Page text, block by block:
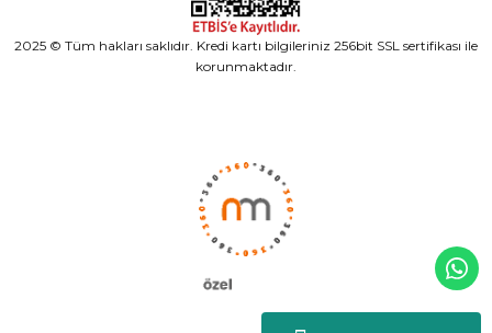
2025 © Tüm hakları saklıdır. Kredi kartı bilgileriniz 256bit SSL sertifikası ile
korunmaktadır.